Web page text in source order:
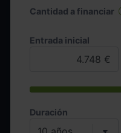
Cantidad a financiar
Entrada inicial
Duración